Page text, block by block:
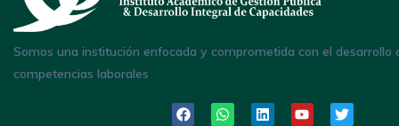
Somos una institución enfocada y comprometida con el desarrollo
competencias laborales